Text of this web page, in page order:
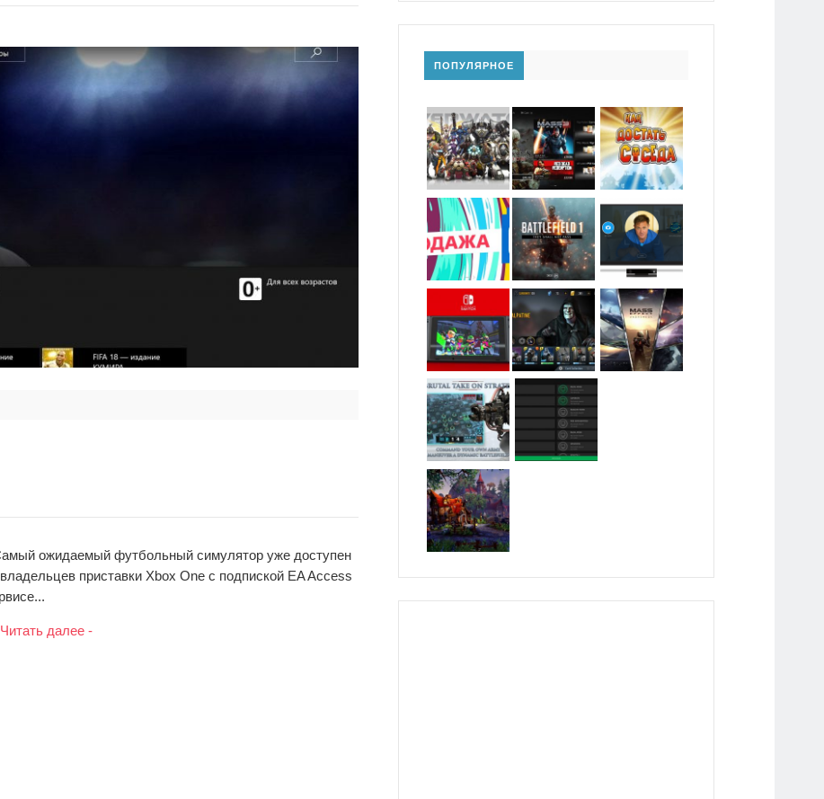
ожидаемый футбольный симулятор уже доступен
приставки Xbox One с подпиской EA Access
далее -
ПОПУЛЯРНОЕ